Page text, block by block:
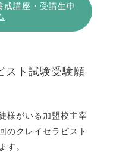
講座・受講生申
ト試験受験願
様がいる加盟校主宰
のクレイセラピスト
す。